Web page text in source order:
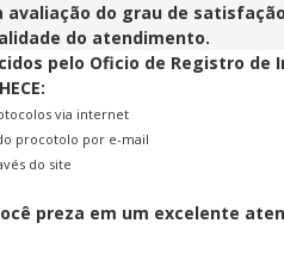
avaliação do grau de
do atendimento.
pelo Oficio de Registro de
via internet
procotolo por e-mail
do site
preza em um excelente